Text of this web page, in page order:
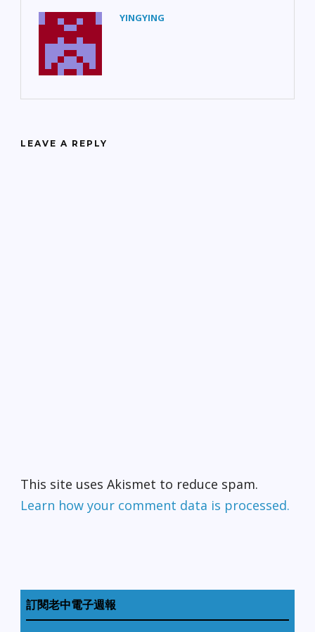
YINGYING
LEAVE A REPLY
This site uses Akismet to reduce spam.
Learn how your comment data is processed.
訂閱老中電子週報